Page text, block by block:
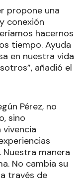
propone una
conexión
hacernos
tiempo. Ayuda
en nuestra vida
añadió el
Pérez, no
sino
Nuestra manera
No cambia su
través de